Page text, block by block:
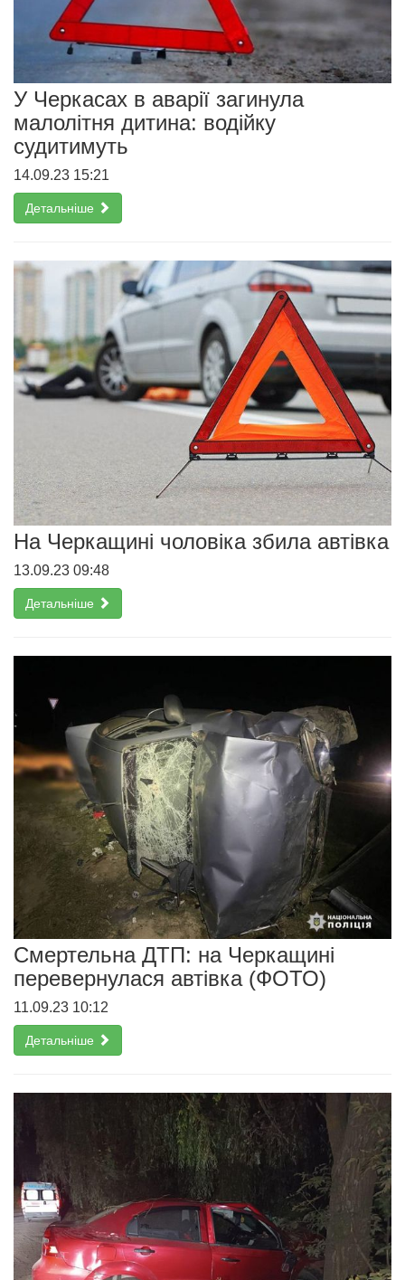
У Черкасах в аварії загинула
малолітня дитина: водійку
судитимуть
14.09.23 15:21
Детальніше
На Черкащині чоловіка збила автівка
13.09.23 09:48
Детальніше
Смертельна ДТП: на Черкащині
перевернулася автівка (ФОТО)
11.09.23 10:12
Детальніше